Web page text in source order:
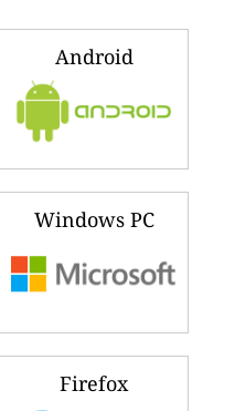
Android
Windows PC
Firefox